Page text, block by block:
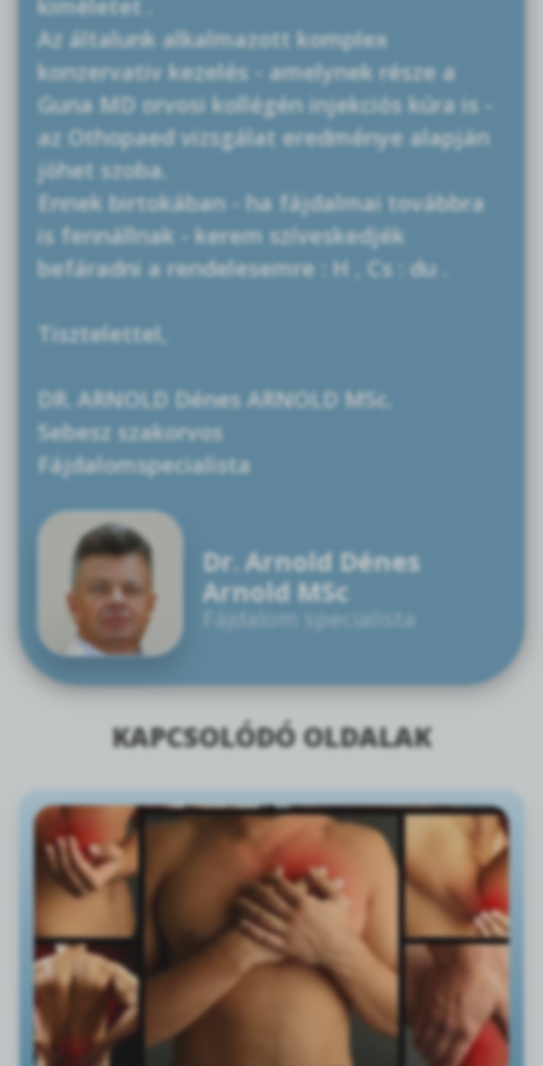
kiméletet .
Az általunk alkalmazott komplex
konzervativ kezelés - amelynek része a
Guna MD orvosi kollégén injekciós kúra is -
az Othopaed vizsgálat eredménye alapján
jöhet szoba.
Ennek birtokában - ha fájdalmai továbbra
is fennállnak - kerem szíveskedjék
befáradni a rendelesemre : H , Cs : du .
Tisztelettel,
DR. ARNOLD Dénes ARNOLD MSc.
Sebesz szakorvos
Fájdalomspecialista
Dr. Arnold Dénes
Arnold MSc
Fájdalom specialista
KAPCSOLÓDÓ OLDALAK